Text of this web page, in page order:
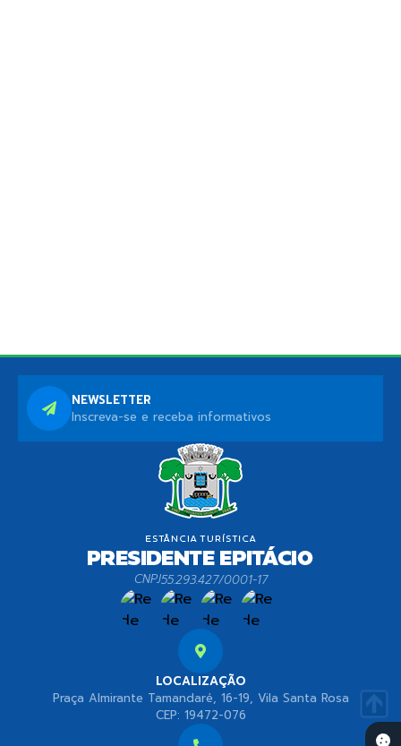
LOCALIZAÇÃO
Praça Almirante Tamandaré, 16-19, Vila Santa Rosa
CEP: 19472-076
CNPJ55.293.427/0001-17
NEWSLETTER
Inscreva-se e receba informativos